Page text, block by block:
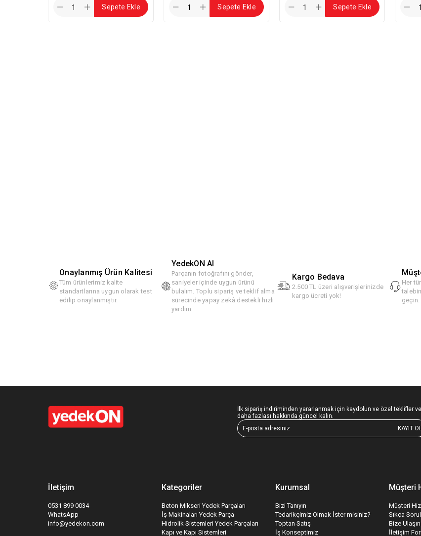
Sepete Ekle Sepete Ekle Sepete Ekle
Onaylanmış Ürün Kalitesi
Tüm ürünlerimiz kalite
standartlarına uygun olarak test
edilip onaylanmıştır.
YedekON AI
Parçanın fotoğrafını gönder,
saniyeler içinde uygun ürünü
bulalım. Toplu sipariş ve teklif alma
sürecinde yapay zekâ destekli hızlı
yardım.
Kargo Bedava
2.500 TL üzeri alışverişlerinizde
kargo ücreti yok!
Her
geçin.
İlk sipariş indiriminden yararlanmak için kaydolun ve özel teklifler ve
daha fazlası hakkında güncel kalın.
KAYIT
İletişim
0531 899 0034
WhatsApp
info@yedekon.com
Kategoriler
Beton Mikseri Yedek Parçaları
İş Makinaları Yedek Parça
Hidrolik Sistemleri Yedek Parçaları
Kapı ve Kapı Sistemleri
Kurumsal
Bizi Tanıyın
Tedarikçimiz Olmak İster misiniz?
Toptan Satış
İş Konseptimiz
Müşteri
Müşteri
Sıkça
Bize Ulaşın
İletişim